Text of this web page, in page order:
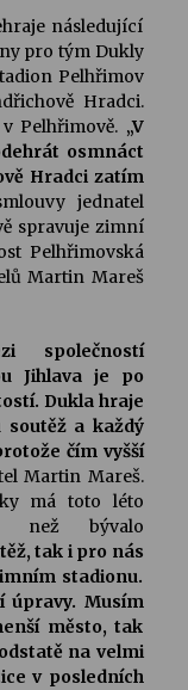
V Želivě ožije
v Klášteře
následující
pro tým Dukly
Pelhřimov
Hradci.
Pelhřimově. „V
osmnáct
Hradci zatím
jednatel
spravuje zimní
Pelhřimovská
Martin Mareš
společností
Jihlava je po
Dukla hraje
soutěž a každý
čím vyšší
Martin Mareš.
má toto léto
než bývalo
tak i pro nás
stadionu.
úpravy. Musím
město, tak
na velmi
v posledních